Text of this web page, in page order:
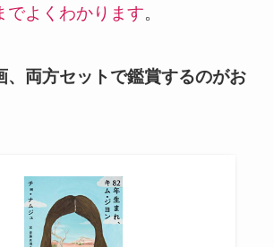
でよくわかります。
、両方セットで鑑賞するのがお